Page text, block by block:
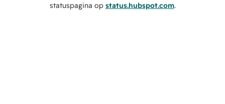
statuspagina op status.hubspot.com.